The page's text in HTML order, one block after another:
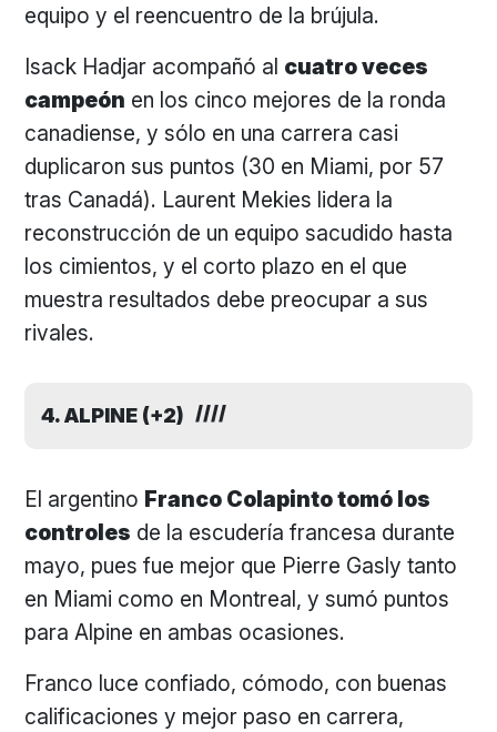
equipo y el reencuentro de la brújula.
Isack Hadjar acompañó al cuatro veces
campeón en los cinco mejores de la ronda
canadiense, y sólo en una carrera casi
duplicaron sus puntos (30 en Miami, por 57
tras Canadá). Laurent Mekies lidera la
reconstrucción de un equipo sacudido hasta
los cimientos, y el corto plazo en el que
muestra resultados debe preocupar a sus
rivales.
4. ALPINE (+2)
El argentino Franco Colapinto tomó los
controles de la escudería francesa durante
mayo, pues fue mejor que Pierre Gasly tanto
en Miami como en Montreal, y sumó puntos
para Alpine en ambas ocasiones.
Franco luce confiado, cómodo, con buenas
calificaciones y mejor paso en carrera,